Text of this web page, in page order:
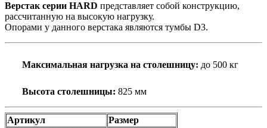
Верстак серии HARD представляет собой конструкцию,
рассчитанную на высокую нагрузку.
Опорами у данного верстака являются тумбы D3.
Максимальная нагрузка на столешницу: до 500 кг
Высота столешницы: 825 мм
Артикул
Размер